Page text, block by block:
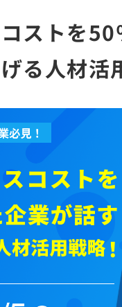
ストを
る人材活